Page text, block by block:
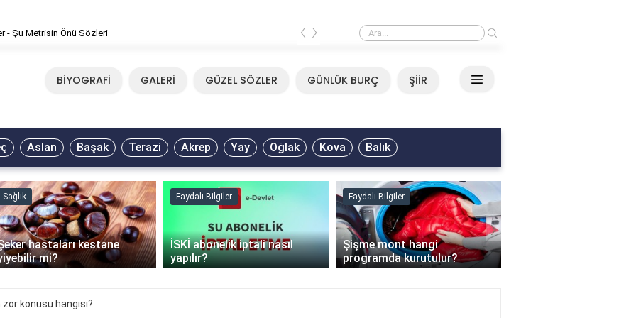
- Şu Metrisin Önü Sözleri Mirkelam - Tavla Sözleri
‹ ›
BİYOGRAFİ GALERİ GÜZEL SÖZLER GÜNLÜK BURÇ ŞİİR
Aslan Başak Terazi Akrep Yay Oğlak Kova Balık
Sağlık
hastaları kestane
mi?
Faydalı Bilgiler
İSKİ abonelik iptali nasıl
yapılır?
Faydalı Bilgiler
Şişme mont hangi
programda kurutulur?
›
zor konusu hangisi?